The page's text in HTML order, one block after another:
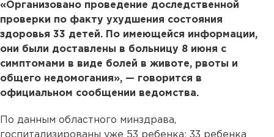
«Организовано проведение доследственной
проверки по факту ухудшения состояния
здоровья 33 детей. По имеющейся информации,
они были доставлены в больницу 8 июня с
симптомами в виде болей в животе, рвоты и
общего недомогания», — говорится в
официальном сообщении ведомства.
По данным областного минздрава,
госпитализированы уже 53 ребенка: 33 ребенка